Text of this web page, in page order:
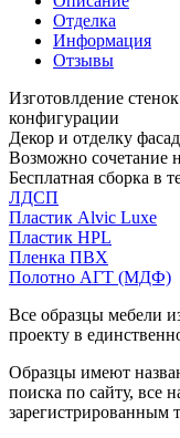
Отделка
Информация
Отзывы
Изготовлдение
конфигурации
Декор и отделку
Возможно сочетание
Бесплатная сборка в
ЛДСП
Пластик Alvic Luxe
Пластик HPL
Пленка ПВХ
Полотно АГТ (МДФ)
Все образцы мебели
проекту в
Образцы имеют
поиска по сайту, все
зарегистрированным